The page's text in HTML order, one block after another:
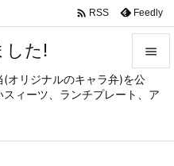
した!
オリジナルのキャラ弁)を公
ィーツ、ランチプレート、ア


メニュ
サイド
 RSS Feedly